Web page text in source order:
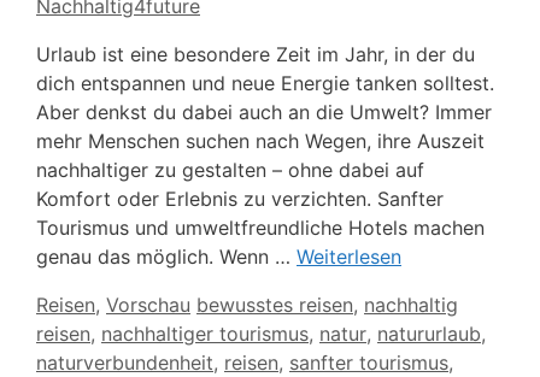
Nachhaltig4future
Urlaub ist eine besondere Zeit im Jahr, in der du
dich entspannen und neue Energie tanken solltest.
Aber denkst du dabei auch an die Umwelt? Immer
mehr Menschen suchen nach Wegen, ihre Auszeit
nachhaltiger zu gestalten – ohne dabei auf
Komfort oder Erlebnis zu verzichten. Sanfter
Tourismus und umweltfreundliche Hotels machen
genau das möglich. Wenn … Weiterlesen
Kategorien
Reisen, Vorschau Schlagwörter
bewusstes reisen, nachhaltig
reisen, nachhaltiger tourismus, natur, natururlaub,
naturverbundenheit, reisen, sanfter tourismus,